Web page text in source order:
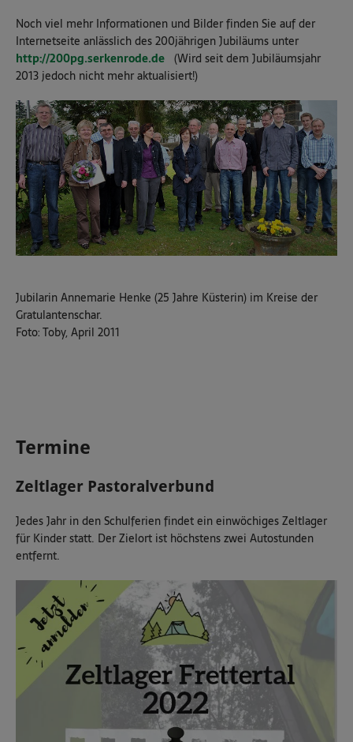
Noch viel mehr Informationen und Bilder finden Sie auf der
Internetseite anlässlich des 200jährigen Jubiläums unter
http://200pg.serkenrode.de (Wird seit dem Jubiläumsjahr
2013 jedoch nicht mehr aktualisiert!)
Jubilarin Annemarie Henke (25 Jahre Küsterin) im Kreise der
Gratulantenschar.
Foto: Toby, April 2011
Termine
Zeltlager Pastoralverbund
Jedes Jahr in den Schulferien findet ein einwöchiges Zeltlager
für Kinder statt. Der Zielort ist höchstens zwei Autostunden
entfernt.